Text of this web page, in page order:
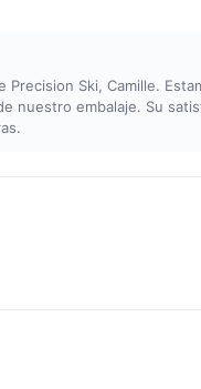
Ski, Camille.
nuestro embalaje. Su